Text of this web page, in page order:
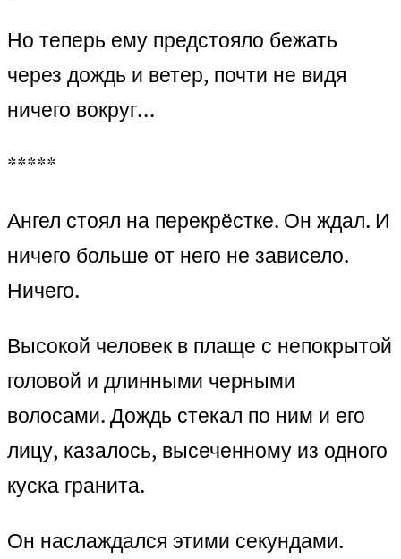
Но теперь ему предстояло бежать
через дождь и ветер, почти не видя
ничего вокруг…
*****
Ангел стоял на перекрёстке. Он ждал. И
ничего больше от него не зависело.
Ничего.
Высокой человек в плаще с непокрытой
головой и длинными черными
волосами. Дождь стекал по ним и его
лицу, казалось, высеченному из одного
куска гранита.
Он наслаждался этими секундами.